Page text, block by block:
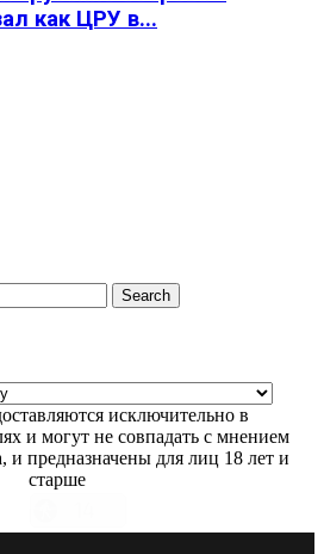
как ЦРУ в...
Search
исключительно в
и могут не совпадать с мнением
и предназначены для лиц 18 лет и
старше